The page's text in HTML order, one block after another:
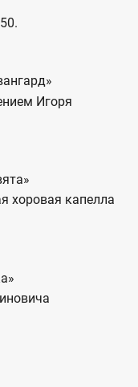
Игоря
хоровая капелла